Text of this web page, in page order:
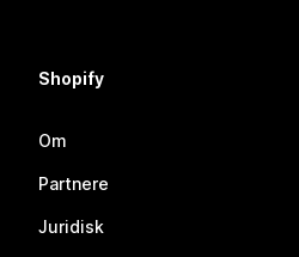
Shopify
Om
Partnere
Juridisk